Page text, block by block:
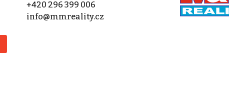
+420 296 399 006
info@mmreality.cz